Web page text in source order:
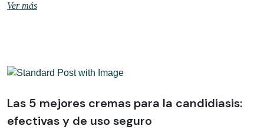
Ver más
Las 5 mejores cremas para la candidiasis:
efectivas y de uso seguro